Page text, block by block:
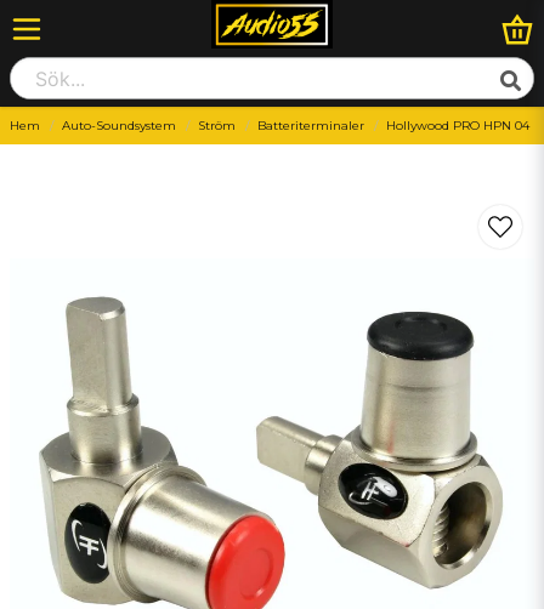
Hem Auto-Soundsystem Ström Batteriterminaler Hollywood PRO HPN 04